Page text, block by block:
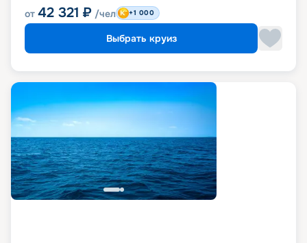
от 42 321 ₽ /чел +1 000
Выбрать круиз